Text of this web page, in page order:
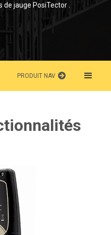
jauge PosiTector .
PRODUIT NAV